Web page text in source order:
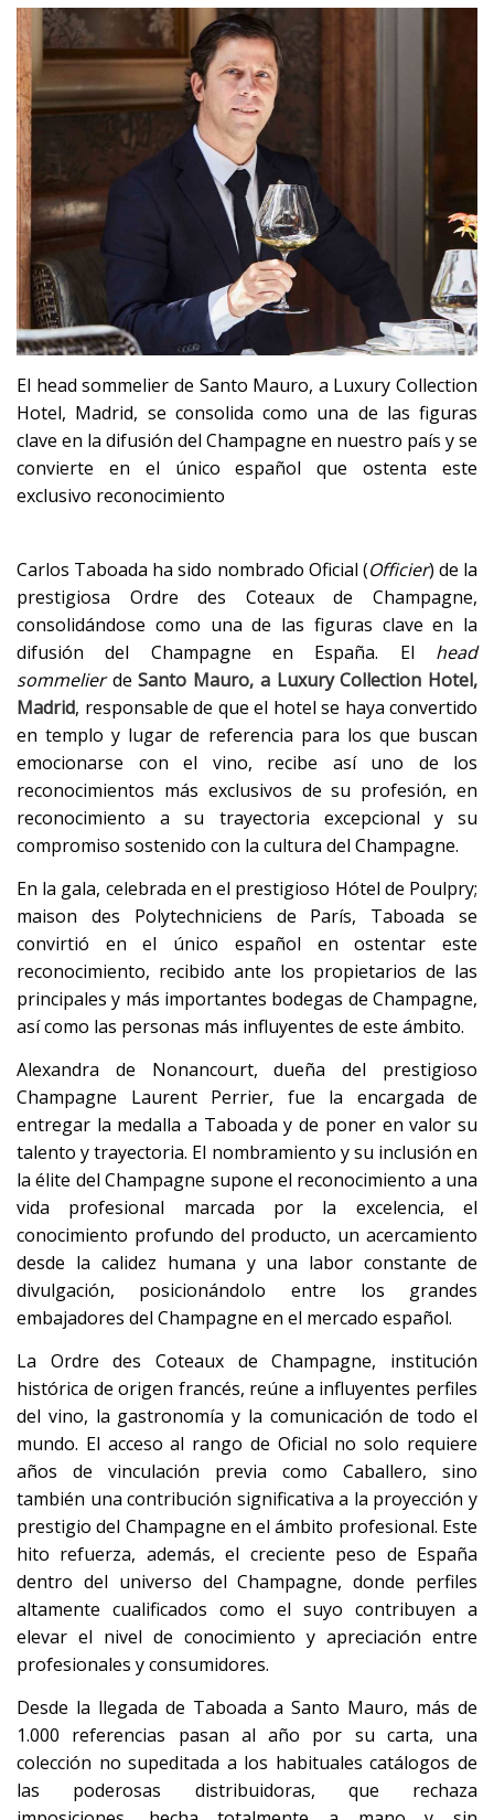
El head sommelier de Santo Mauro, a Luxury Collection
Hotel, Madrid, se consolida como una de las figuras
clave en la difusión del Champagne en nuestro país y se
convierte en el único español que ostenta este
exclusivo reconocimiento
Carlos Taboada ha sido nombrado Oficial (Officier) de la
prestigiosa Ordre des Coteaux de Champagne,
consolidándose como una de las figuras clave en la
difusión del Champagne en España. El head
sommelierdeSanto Mauro, a Luxury Collection Hotel,
Madrid, responsable de que el hotel se haya convertido
en templo y lugar de referencia para los que buscan
emocionarse con el vino, recibe así uno de los
reconocimientos más exclusivos de su profesión, en
reconocimiento a su trayectoria excepcional y su
compromiso sostenido con la cultura del Champagne.
En la gala, celebrada en el prestigioso Hótel de Poulpry;
maison des Polytechniciens de París, Taboada se
convirtió en el único español en ostentar este
reconocimiento, recibido ante los propietarios de las
principales y más importantes bodegas de Champagne,
así como las personas más influyentes de este ámbito.
Alexandra de Nonancourt, dueña del prestigioso
Champagne Laurent Perrier, fue la encargada de
entregar la medalla a Taboada y de poner en valor su
talento y trayectoria. El nombramiento y su inclusión en
la élite del Champagne supone el reconocimiento a una
vida profesional marcada por la excelencia, el
conocimiento profundo del producto, un acercamiento
desde la calidez humana y una labor constante de
divulgación, posicionándolo entre los grandes
embajadores del Champagne en el mercado español.
La Ordre des Coteaux de Champagne, institución
histórica de origen francés, reúne a influyentes perfiles
del vino, la gastronomía y la comunicación de todo el
mundo. El acceso al rango de Oficial no solo requiere
años de vinculación previa como Caballero, sino
también una contribución significativa a la proyección y
prestigio del Champagne en el ámbito profesional. Este
hito refuerza, además, el creciente peso de España
dentro del universo del Champagne, donde perfiles
altamente cualificados como el suyo contribuyen a
elevar el nivel de conocimiento y apreciación entre
profesionales y consumidores.
Desde la llegada de Taboada a Santo Mauro, más de
1.000 referencias pasan al año por su carta, una
colección no supeditada a los habituales catálogos de
las poderosas distribuidoras, que rechaza